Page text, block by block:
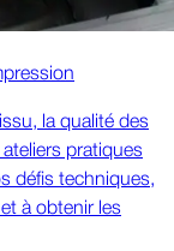
la qualité des
pratiques
défis techniques,
à obtenir les